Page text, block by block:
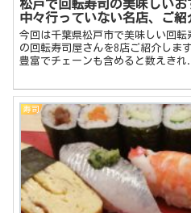
松戸で回転寿司の美味しい
中々行っていない名店、ご紹
今回は千葉県松戸市で美味しい回
の回転寿司屋さんを8店ご紹介しま
豊富でチェーンも含めると数えき
寿司